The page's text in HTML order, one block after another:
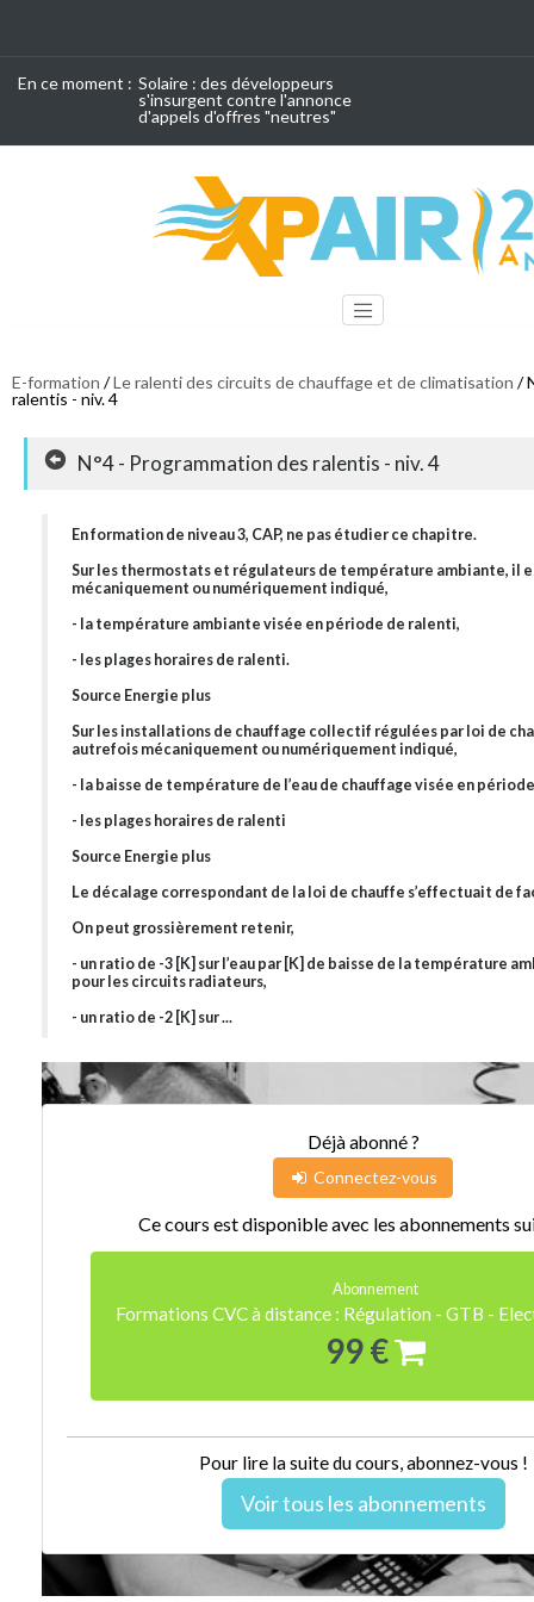
En ce moment : Solaire : des développeurs
s'insurgent contre l'annonce
d'appels d'offres "neutres"
E-formation /Le ralenti des circuits de chauffage et de climatisation /
ralentis - niv. 4
N°4 - Programmation des ralentis - niv. 4
En formation de niveau 3, CAP, ne pas étudier ce chapitre.
Sur les thermostats et régulateurs de température ambiante, il
mécaniquement ou numériquement indiqué,
- la température ambiante visée en période de ralenti,
- les plages horaires de ralenti.
Source Energie plus
Sur les installations de chauffage collectif régulées par loi de
autrefois mécaniquement ou numériquement indiqué,
- la baisse de température de l’eau de chauffage visée en
- les plages horaires de ralenti
Source Energie plus
Le décalage correspondant de la loi de chauffe s’effectuait de
On peut grossièrement retenir,
- un ratio de -3 [K] sur l’eau par [K] de baisse de la température
pour les circuits radiateurs,
- un ratio de -2 [K] sur ...
Déjà abonné ?
Connectez-vous
Ce cours est disponible avec les abonnements
Abonnement
Formations CVC à distance : Régulation - GTB -
99 €
Pour lire la suite du cours, abonnez-vous !
Voir tous les abonnements